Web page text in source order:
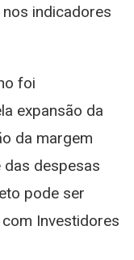
indicadores
foi
expansão da
da margem
despesas
pode ser
Investidores